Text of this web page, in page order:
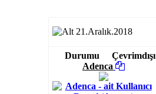
21.Aralık.2018
Durumu
Çevrimdışı
Adenca